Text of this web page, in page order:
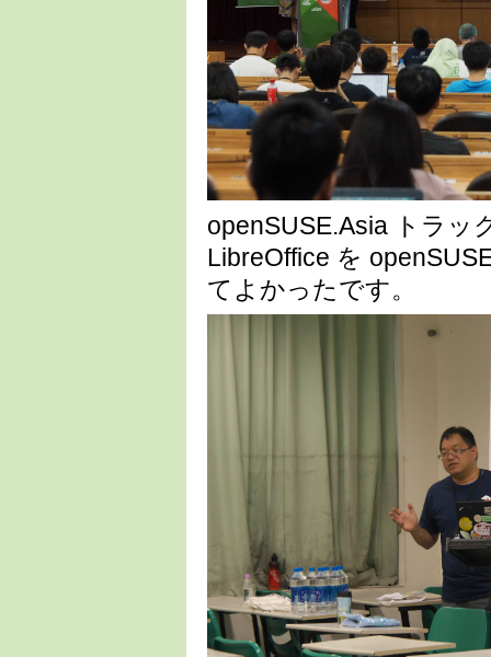
openSUSE.Asia トラッ
LibreOffice を
てよかったです。